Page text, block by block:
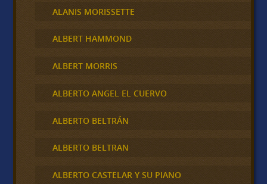
ALANIS MORISSETTE
ALBERT HAMMOND
ALBERT MORRIS
ALBERTO ANGEL EL CUERVO
ALBERTO BELTRÁN
ALBERTO BELTRAN
ALBERTO CASTELAR Y SU PIANO